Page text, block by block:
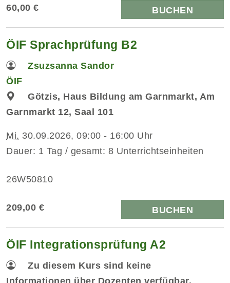
60,00 € BUCHEN
ÖIF Sprachprüfung B2
Zsuzsanna Sandor
ÖIF
Götzis, Haus Bildung am Garnmarkt, Am
Garnmarkt 12, Saal 101
Mi. 30.09.2026, 09:00 - 16:00 Uhr
Dauer: 1 Tag / gesamt: 8 Unterrichtseinheiten
26W50810
209,00 € BUCHEN
ÖIF Integrationsprüfung A2
Zu diesem Kurs sind keine
Informationen über Dozenten verfügbar.